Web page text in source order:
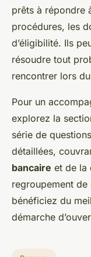
prêts à répondre
procédures, les
d’éligibilité. Ils
résoudre tout
rencontrer lors
Pour un
explorez la
série de
détaillées,
bancaire et de la
regroupement
bénéficiez du
démarche